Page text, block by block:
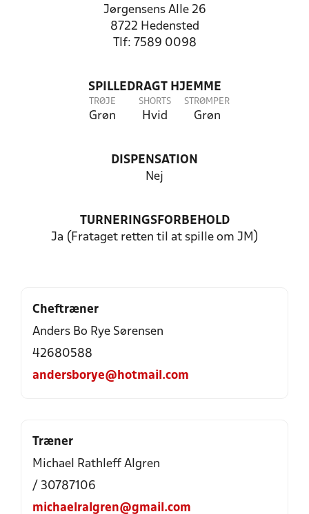
Jørgensens Alle 26
8722 Hedensted
Tlf: 7589 0098
SPILLEDRAGT HJEMME
TRØJE
Grøn
SHORTS
Hvid
STRØMPER
Grøn
DISPENSATION
Nej
TURNERINGSFORBEHOLD
Ja (Frataget retten til at spille om JM)
Cheftræner
Anders Bo Rye Sørensen
42680588
andersborye@hotmail.com
Træner
Michael Rathleff Algren
/ 30787106
michaelralgren@gmail.com